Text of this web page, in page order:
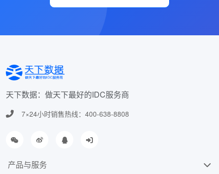
天下数据：做天下最好的IDC服务商
7×24小时销售热线：400-638-8808
产品与服务